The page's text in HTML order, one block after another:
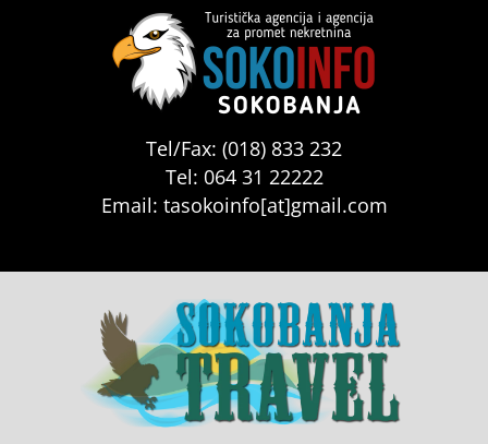
Tel/Fax: (018) 833 232
Tel: 064 31 22222
Email: tasokoinfo[at]gmail.com